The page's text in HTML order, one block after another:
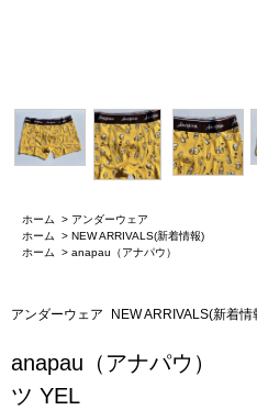
ホーム > アンダーウェア
ホーム
> NEW ARRIVALS(新着情報)
ホーム
> anapau（アナパウ）
アンダーウェア NEW ARRIVALS(新着情
anapau（アナパウ）
ツ YEL